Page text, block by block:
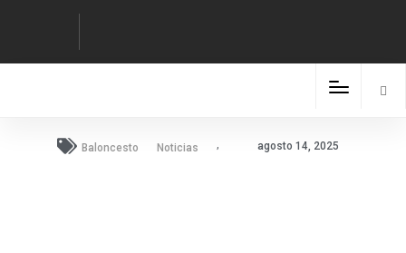
Baloncesto ,
Noticias agosto 14, 2025